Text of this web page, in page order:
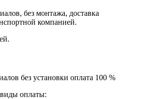
без монтажа, доставка
компанией.
без установки оплата 100 %
оплаты: